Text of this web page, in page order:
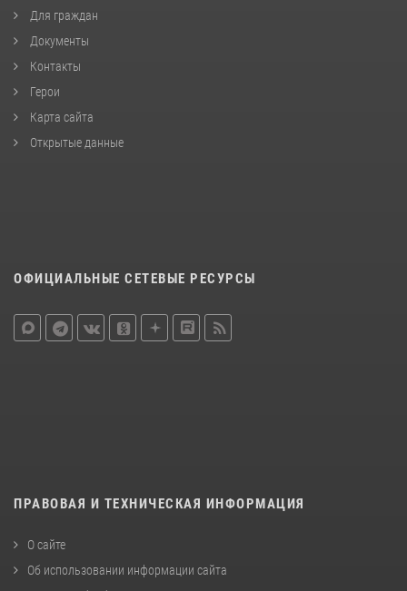
Для граждан
Документы
Контакты
Герои
Карта сайта
Открытые данные
ОФИЦИАЛЬНЫЕ СЕТЕВЫЕ РЕСУРСЫ
ПРАВОВАЯ И ТЕХНИЧЕСКАЯ ИНФОРМАЦИЯ
О сайте
Об использовании информации сайта